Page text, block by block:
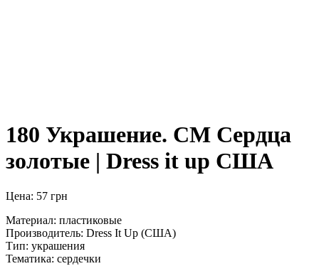
180 Украшение. СМ Сердца
золотые | Dress it up США
Цена: 57 грн
Материал: пластиковые
Производитель: Dress It Up (США)
Тип: украшения
Тематика: сердечки